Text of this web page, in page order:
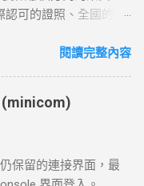
交握，則連線失敗並返
法（如 GET 、 POST
附加任何所需的數據
連線將請求發送到伺
應，若過程中出現網路
處理請求並返回回應
並生成對應的回應內
HTTP 伺服器（如
認可的證照、全國的比
則 就做最小最少，避
* 使用
習過程中，有好的工
一定要把握住好的機
閱讀完整內容
(minicom)
保留的連接界面，最